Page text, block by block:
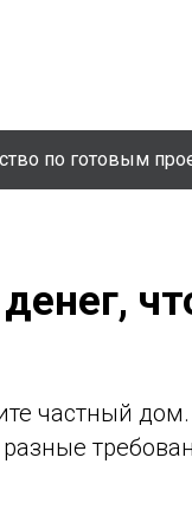
по готовым
частный